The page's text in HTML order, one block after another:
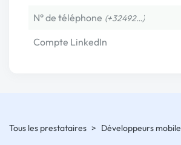
N° de téléphone (+32492…)
Compte LinkedIn
Tous les prestataires > Développeurs mobile